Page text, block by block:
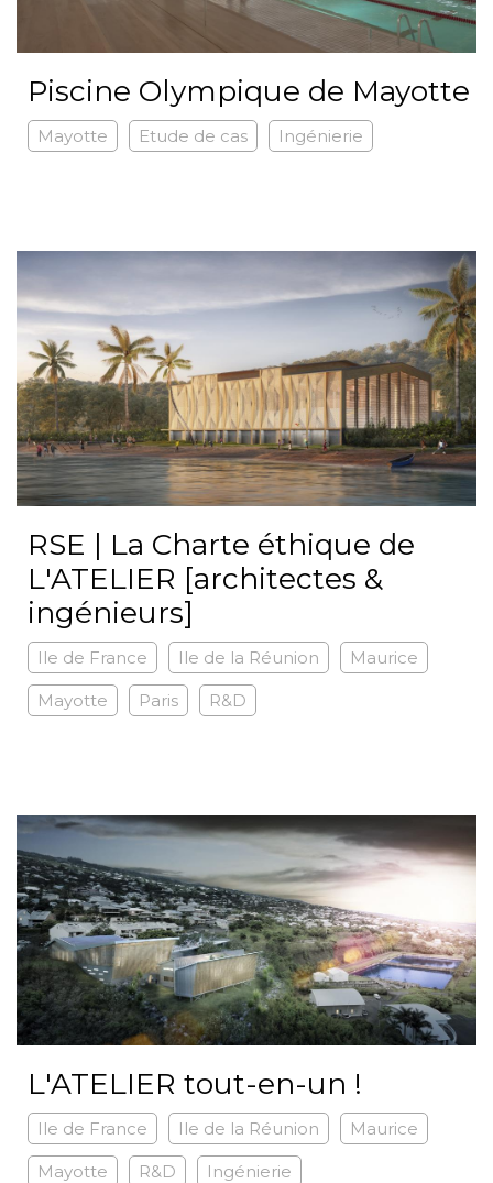
Piscine Olympique de Mayotte
Mayotte Etude de cas Ingénierie
RSE | La Charte éthique de
L'ATELIER [architectes &
ingénieurs]
Ile de France Ile de la Réunion Maurice
Mayotte Paris R&D
L'ATELIER tout-en-un !
Ile de France Ile de la Réunion Maurice
Mayotte R&D Ingénierie